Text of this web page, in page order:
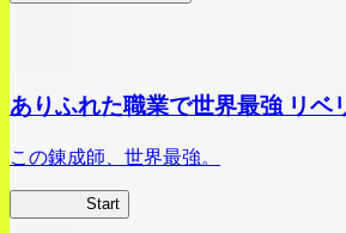
ありふれた職業で世界最強 リベ
この錬成師、世界最強。
Start